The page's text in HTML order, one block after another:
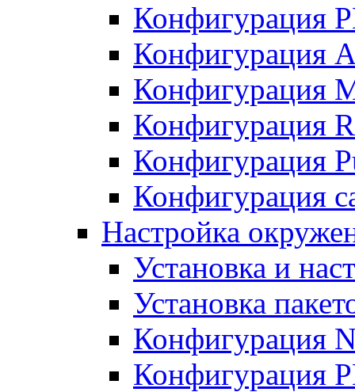
Конфигурация
Конфигурация
Конфигурация
Конфигурация
Конфигурация
Конфигурация
Настройка
Установка и
Установка
Конфигурация
Конфигурация